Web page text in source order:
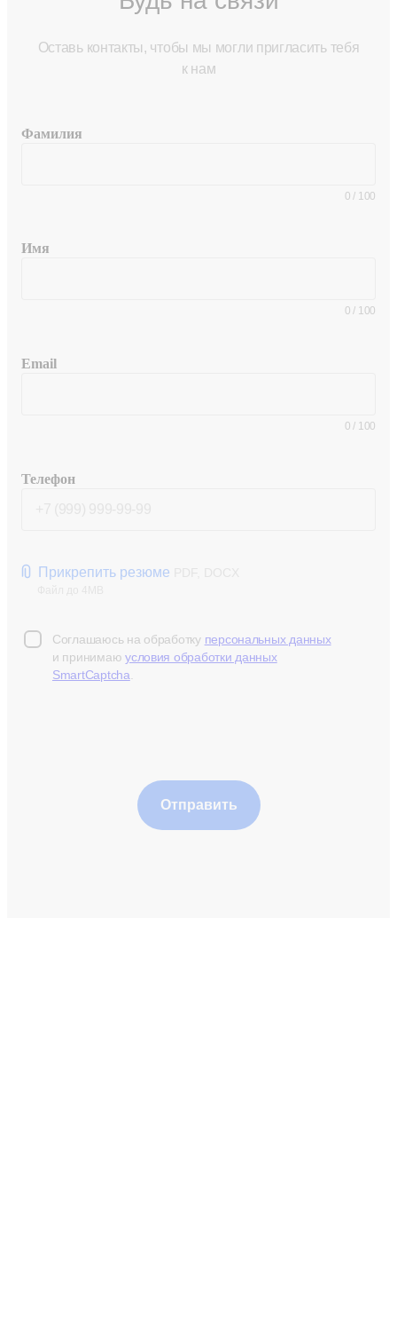
Оставь контакты, чтобы мы могли пригласить тебя
к нам
Фамилия
0 / 100
Имя
0 / 100
Email
0 / 100
Телефон
Прикрепить резюме
Соглашаюсь на обработку персональных данных
и принимаю условия обработки данных
SmartCaptcha
Отправить